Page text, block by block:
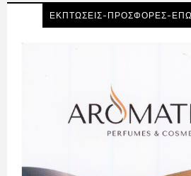
ΕΚΠΤΩΣΕΙΣ-ΠΡΟΣΦΟΡΕΣ-